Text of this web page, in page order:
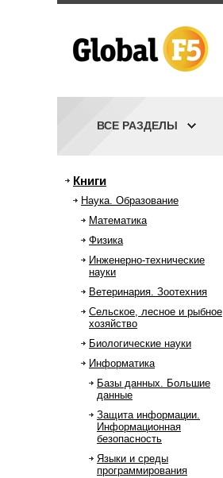
ВСЕ РАЗДЕЛЫ
Книги
Наука. Образование
Математика
Физика
Инженерно-технические
науки
Ветеринария. Зоотехния
Сельское, лесное и рыбное
хозяйство
Биологические науки
Информатика
Базы данных. Большие
данные
Защита информации.
Информационная
безопасность
Языки и среды
программирования